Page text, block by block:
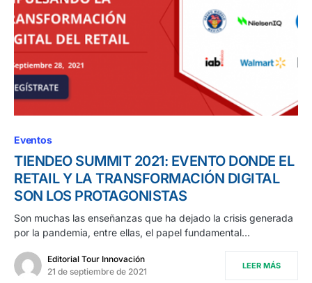
Eventos
TIENDEO SUMMIT 2021: EVENTO DONDE EL
RETAIL Y LA TRANSFORMACIÓN DIGITAL
SON LOS PROTAGONISTAS
Son muchas las enseñanzas que ha dejado la crisis generada
por la pandemia, entre ellas, el papel fundamental…
Editorial Tour Innovación
21 de septiembre de 2021
LEER MÁS